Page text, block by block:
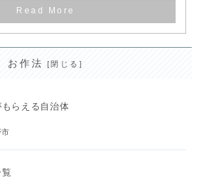
お作法
もらえる自治体
覧